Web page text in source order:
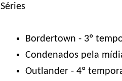
Séries
Bordertown - 3º
Condenados pela
Outlander - 4º